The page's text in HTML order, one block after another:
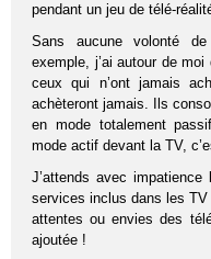
pendant un jeu de télé-
Sans aucune volonté
exemple, j’ai autour de
ceux qui n’ont jamais
achèteront jamais. Ils
en mode totalement
mode actif devant la TV,
J’attends avec
services inclus dans les
attentes ou envies des
ajoutée !